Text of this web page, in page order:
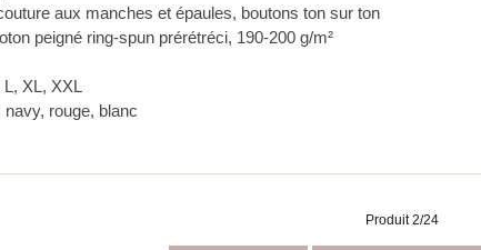
aux manches et épaules, boutons ton sur ton
peigné ring-spun prérétréci, 190-200 g/m²
L, XL, XXL
navy, rouge, blanc
Produit 2/24